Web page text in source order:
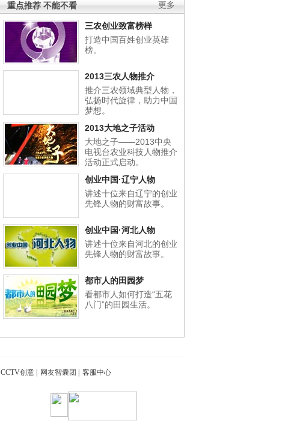
更多
重点推荐 不能不看
三农创业致富榜样
打造中国百姓创业英雄
榜。
2013三农人物推介
推介三农领域典型人物，
弘扬时代旋律，助力中国
梦想。
2013大地之子活动
大地之子——2013中央
电视台农业科技人物推介
活动正式启动。
创业中国·辽宁人物
讲述十位来自辽宁的创业
先锋人物的财富故事。
创业中国·河北人物
讲述十位来自河北的创业
先锋人物的财富故事。
都市人的田园梦
看都市人如何打造“五花
八门”的田园生活。
CCTV创意 网友智囊团 客服中心